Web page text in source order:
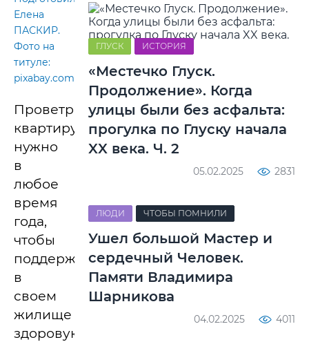
Елена
ПАСКИР.
Фото на
титуле:
pixabay.com
Проветривать
квартиру
нужно
в
любое
время
года,
чтобы
поддерживать
в
своем
жилище
здоровую
ГЛУСК ИСТОРИЯ
«Местечко Глуск.
Продолжение». Когда
улицы были без асфальта:
прогулка по Глуску начала
XX века. Ч. 2
05.02.2025 2831
ЛЮДИ ЧТОБЫ ПОМНИЛИ
Ушел большой Мастер и
сердечный Человек.
Памяти Владимира
Шарникова
04.02.2025 4011